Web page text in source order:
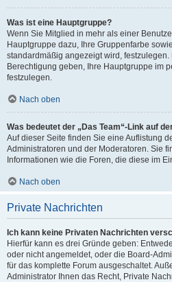
Was ist eine Hauptgruppe?
Wenn Sie Mitglied in mehr als einer
Hauptgruppe dazu, Ihre Gruppenfarbe
standardmäßig angezeigt wird,
Berechtigung geben, Ihre Hauptgruppe im
festzulegen.
Nach oben
Was bedeutet der „Das Team“-Link auf
Auf dieser Seite finden Sie eine Auflistung
Administratoren und der Moderatoren. Sie
Informationen wie die Foren, die diese im
Nach oben
Private Nachrichten
Ich kann keine Privaten Nachrichten
Hierfür kann es drei Gründe geben:
oder nicht angemeldet, oder die Board-
für das komplette Forum ausgeschaltet.
Administrator Ihnen das Recht, Private